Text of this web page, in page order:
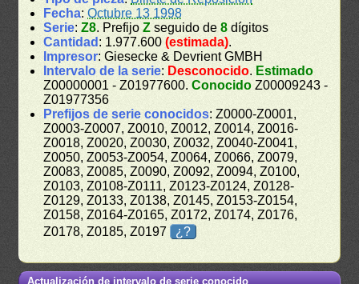
Fecha:Octubre 13 1998
Serie:Z8. PrefijoZ seguido de8 dígitos
Cantidad : 1.977.600(estimada).
Impresor: Giesecke & Devrient GMBH
Intervalo de la serie: Desconocido. Estimado
Z00000001 - Z01977600.Conocido Z00009243 -
Z01977356
Prefijos de serie conocidos: Z0000-Z0001,
Z0003-Z0007, Z0010, Z0012, Z0014, Z0016-
Z0018, Z0020, Z0030, Z0032, Z0040-Z0041,
Z0050, Z0053-Z0054, Z0064, Z0066, Z0079,
Z0083, Z0085, Z0090, Z0092, Z0094, Z0100,
Z0103, Z0108-Z0111, Z0123-Z0124, Z0128-
Z0129, Z0133, Z0138, Z0145, Z0153-Z0154,
Z0158, Z0164-Z0165, Z0172, Z0174, Z0176,
Z0178, Z0185, Z0197
¿?
Actualización de intervalo de serie conocido